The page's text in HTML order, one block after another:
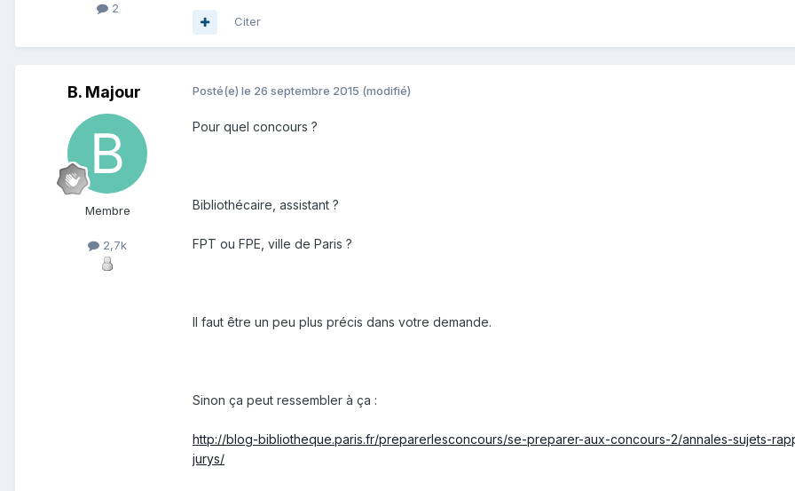
2
Citer
B. Majour
Membre
2,7k
Posté(e) le 26 septembre 2015 (modifié)
Pour quel concours ?
Bibliothécaire, assistant ?
FPT ou FPE, ville de Paris ?
Il faut être un peu plus précis dans votre demande.
Sinon ça peut ressembler à ça :
http://blog-bibliotheque.paris.fr/preparerlesconcours/se-preparer-aux-concours-2/annales-sujets-
jurys/